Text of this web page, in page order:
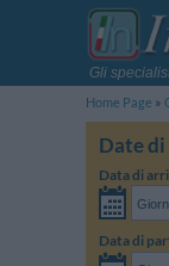
Gli
Home Page
Date
Data di
Data di